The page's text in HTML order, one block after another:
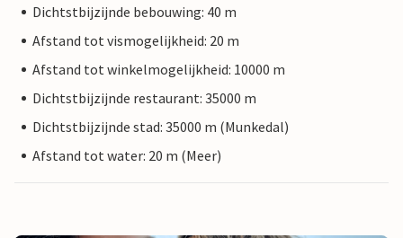
Dichtstbijzijnde bebouwing: 40 m
Afstand tot vismogelijkheid: 20 m
Afstand tot winkelmogelijkheid: 10000 m
Dichtstbijzijnde restaurant: 35000 m
Dichtstbijzijnde stad: 35000 m (Munkedal)
Afstand tot water: 20 m (Meer)